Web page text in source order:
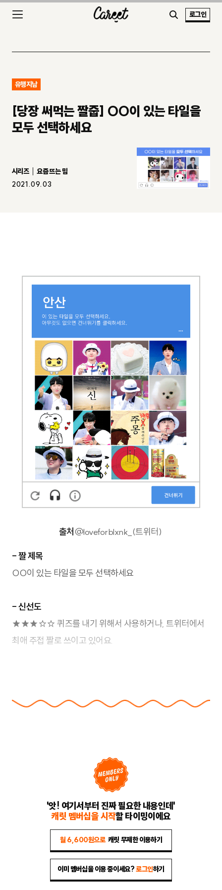
로그인
유행지남
[당장 써먹는 짤줍] OO이 있는 타일을
모두 선택하세요
시리즈
요즘 뜨는 밈
2021.09.03
출처 @loveforblxnk_(트위터)
- 짤 제목
OO이 있는 타일을 모두 선택하세요
- 신선도
★★★☆☆ 퀴즈를 내기 위해서 사용하거나, 트위터에서
최애 주접 짤로 쓰이고 있어요.
'앗! 여기서부터 진짜 필요한 내용인데'
캐릿 멤버십을 시작할 타이밍이에요
월 6,600원으로 캐릿 무제한 이용하기
이미 멤버십을 이용 중이세요?로그인하기